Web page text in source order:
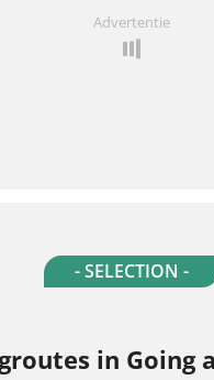
Advertentie
- SELECTION -
in Going